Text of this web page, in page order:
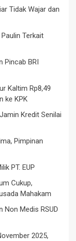
Tidak Wajar dan
Paulin Terkait
Pincab BRI
Kaltim Rp8,49
ke KPK
Kredit Senilai
Pimpinan
PT. EUP
Cukup,
Mahakam
Non Medis RSUD
2025,